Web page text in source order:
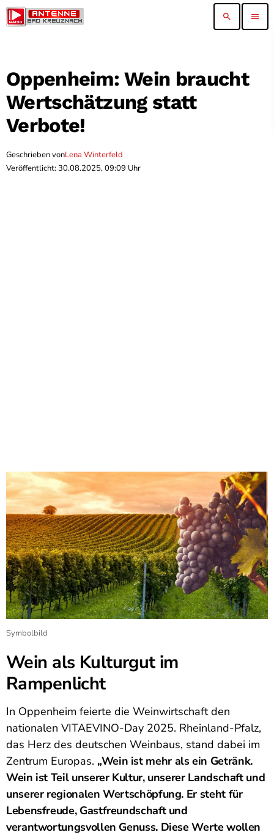
search menu
Oppenheim: Wein braucht
Wertschätzung statt
Verbote!
Geschrieben vonLena Winterfeld
Veröffentlicht: 30.08.2025, 09:09 Uhr
Symbolbild
Wein als Kulturgut im
Rampenlicht
In Oppenheim feierte die Weinwirtschaft den
nationalen VITAEVINO-Day 2025. Rheinland-Pfalz,
das Herz des deutschen Weinbaus, stand dabei im
Zentrum Europas. „Wein ist mehr als ein Getränk.
Wein ist Teil unserer Kultur, unserer Landschaft und
unserer regionalen Wertschöpfung. Er steht für
Lebensfreude, Gastfreundschaft und
verantwortungsvollen Genuss. Diese Werte wollen